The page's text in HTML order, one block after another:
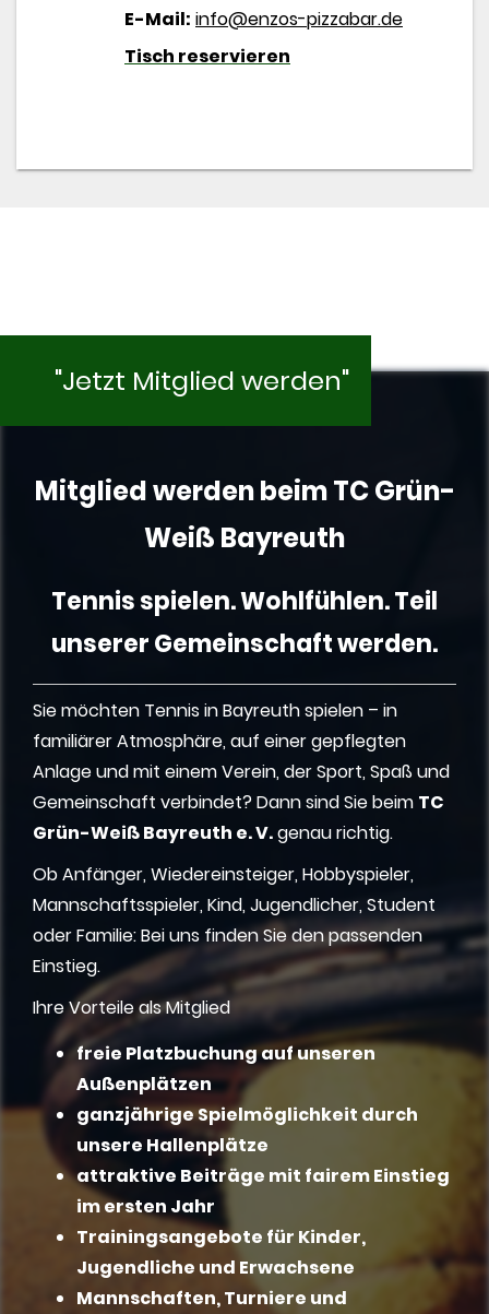
E-Mail: info@enzos-pizzabar.de
Tisch reservieren
"Jetzt Mitglied werden"
Mitglied werden beim TC Grün-
Weiß Bayreuth
Tennis spielen. Wohlfühlen. Teil
unserer Gemeinschaft werden.
Sie möchten Tennis in Bayreuth spielen – in
familiärer Atmosphäre, auf einer gepflegten
Anlage und mit einem Verein, der Sport, Spaß und
Gemeinschaft verbindet? Dann sind Sie beim TC
Grün-Weiß Bayreuth e. V.genau richtig.
Ob Anfänger, Wiedereinsteiger, Hobbyspieler,
Mannschaftsspieler, Kind, Jugendlicher, Student
oder Familie: Bei uns finden Sie den passenden
Einstieg.
Ihre Vorteile als Mitglied
freie Platzbuchung auf unseren
Außenplätzen
ganzjährige Spielmöglichkeit durch
unsere Hallenplätze
attraktive Beiträge mit fairem Einstieg
im ersten Jahr
Trainingsangebote für Kinder,
Jugendliche und Erwachsene
Mannschaften, Turniere und